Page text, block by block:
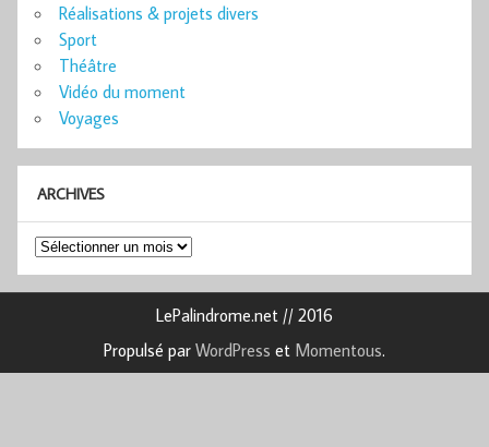
Réalisations & projets divers
Sport
Théâtre
Vidéo du moment
Voyages
ARCHIVES
Archives
LePalindrome.net // 2016
Propulsé par WordPress et Momentous.